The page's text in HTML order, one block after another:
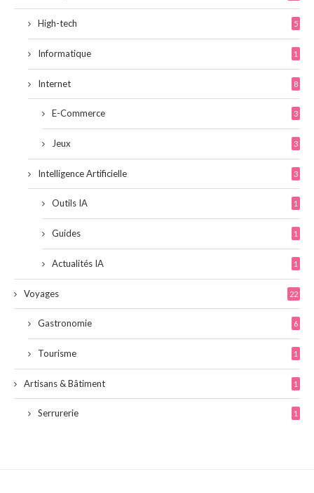
High-tech 5
Informatique 1
Internet 8
E-Commerce 3
Jeux 3
Intelligence Artificielle 3
Outils IA 1
Guides 1
Actualités IA 1
Voyages 22
Gastronomie 6
Tourisme 1
Artisans & Bâtiment 1
Serrurerie 1